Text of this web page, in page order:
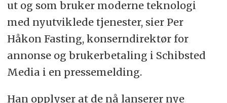
ut og som bruker moderne teknologi
med nyutviklede tjenester, sier Per
Håkon Fasting, konserndirektør for
annonse og brukerbetaling i Schibsted
Media i en pressemelding.
Han opplyser at de nå lanserer nye